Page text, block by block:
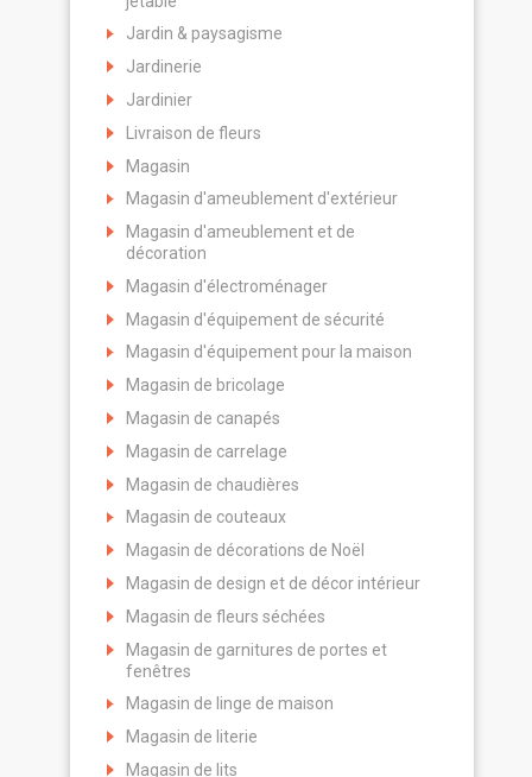
Jardin & paysagisme
Jardinerie
Jardinier
Livraison de fleurs
Magasin
Magasin d'ameublement d'extérieur
Magasin d'ameublement et de
décoration
Magasin d'électroménager
Magasin d'équipement de sécurité
Magasin d'équipement pour la maison
Magasin de bricolage
Magasin de canapés
Magasin de carrelage
Magasin de chaudières
Magasin de couteaux
Magasin de décorations de Noël
Magasin de design et de décor intérieur
Magasin de fleurs séchées
Magasin de garnitures de portes et
fenêtres
Magasin de linge de maison
Magasin de literie
Magasin de lits